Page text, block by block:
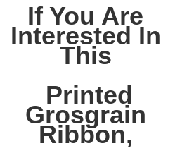
If You Are
Interested In
This
Printed
Grosgrain
Ribbon,